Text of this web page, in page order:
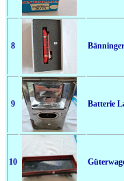
8
9 Batterie
10